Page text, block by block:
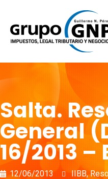
Salta.
General
16/2013 –
12/06/2013 IIBB,